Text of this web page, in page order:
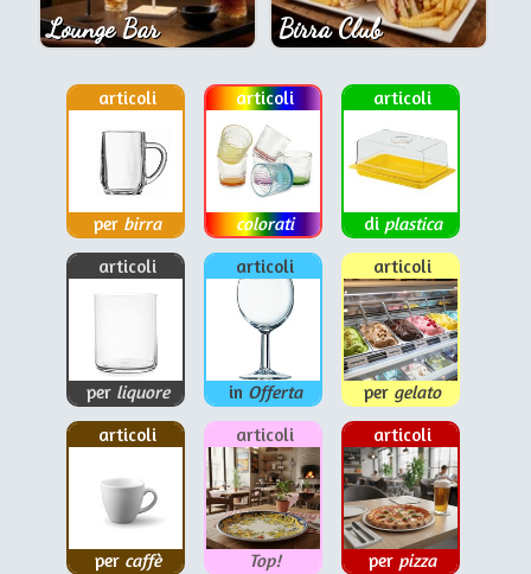
Lounge Bar Birra Club
articoli
per birra
articoli
colorati
articoli
di plastica
articoli
per liquore
articoli
in Offerta
articoli
per gelato
articoli
per caffè
articoli
Top!
articoli
per pizza